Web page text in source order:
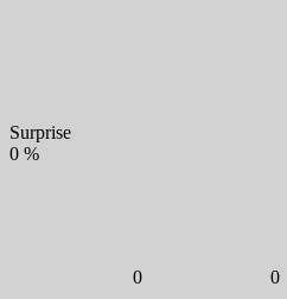
Surprise
0 %
0 0